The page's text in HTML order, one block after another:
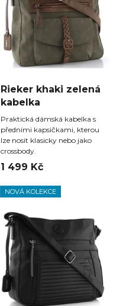
Rieker khaki zelená
kabelka
Praktická dámská kabelka s
předními kapsičkami, kterou
lze nosit klasicky nebo jako
crossbody.
1 499 Kč
NOVÁ KOLEKCE